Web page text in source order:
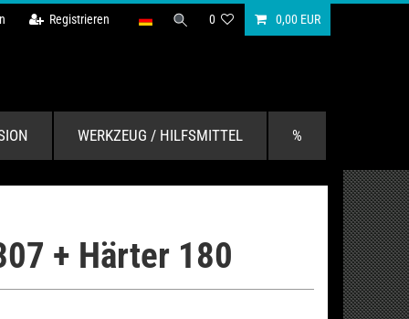
Registrieren 0 0,00 EUR
WERKZEUG / HILFSMITTEL %
+ Härter 180